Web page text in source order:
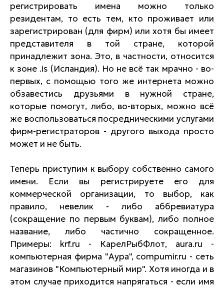
регистрировать имена можно только
резидентам, то есть тем, кто проживает или
зарегистрирован (для фирм) или хотя бы имеет
представителя в той стране, которой
принадлежит зона. Это, в частности, относится
к зоне .is (Исландия). Но не всё так мрачно - во-
первых, с помощью того же интернета можно
обзавестись друзьями в нужной стране,
которые помогут, либо, во-вторых, можно всё
же воспользоваться посредническими услугами
фирм-регистраторов - другого выхода просто
может и не быть.
Теперь приступим к выбору собственно самого
имени. Если вы регистрируете его для
коммерческой организации, то выбор, как
правило, невелик - либо аббревиатура
(сокращение по первым буквам), либо полное
название, либо частично сокращенное.
Примеры: krf.ru - КарелРыбФлот, aura.ru -
компьютерная фирма "Аура", compumir.ru - сеть
магазинов "Компьютерный мир". Хотя иногда и в
этом случае приходится напрягаться - если имя